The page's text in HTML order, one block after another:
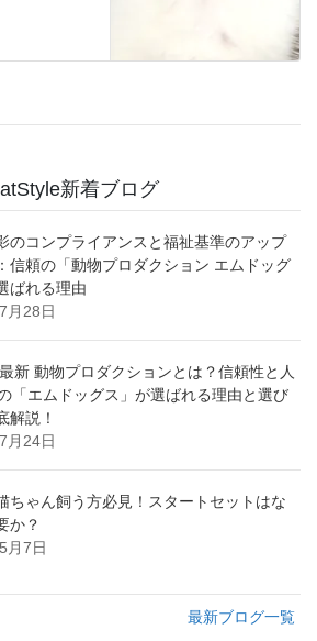
新着ブログ
のコンプライアンスと福祉基準のアップ
信頼の「動物プロダクション エムドッグ
ばれる理由
月28日
新 動物プロダクションとは？信頼性と人
「エムドッグス」が選ばれる理由と選び
解説！
月24日
ちゃん飼う方必見！スタートセットはな
か？
月7日
最新ブログ一覧